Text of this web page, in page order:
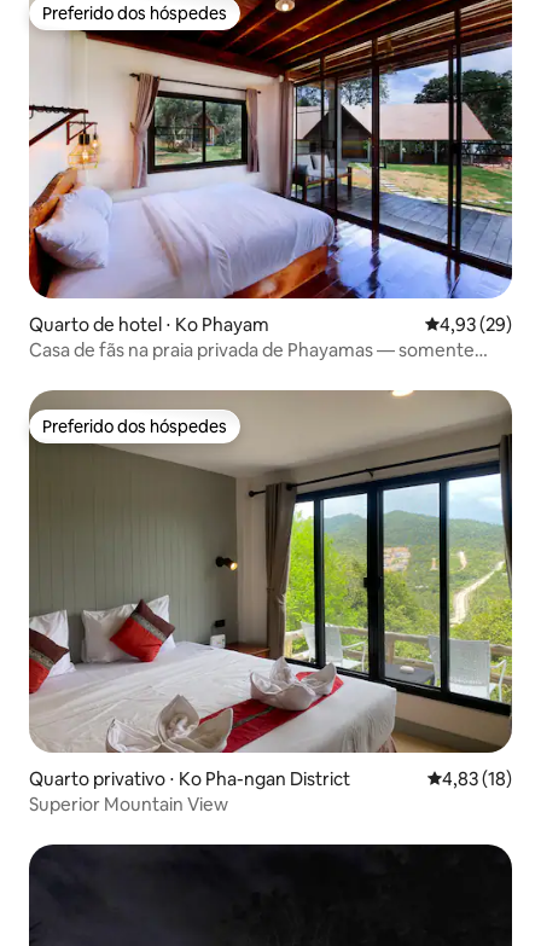
Preferido dos hóspedes
Preferido dos hóspedes
Quarto de hotel ⋅ Ko Phayam 4,93 de uma
4,93 (29)
Casa de fãs na praia privada de Phayamas — somente
Preferido dos hóspedes
Preferido dos hóspedes
Quarto privativo ⋅ Ko Pha-ngan District 4,83 de uma
4,83 (18)
Superior Mountain View